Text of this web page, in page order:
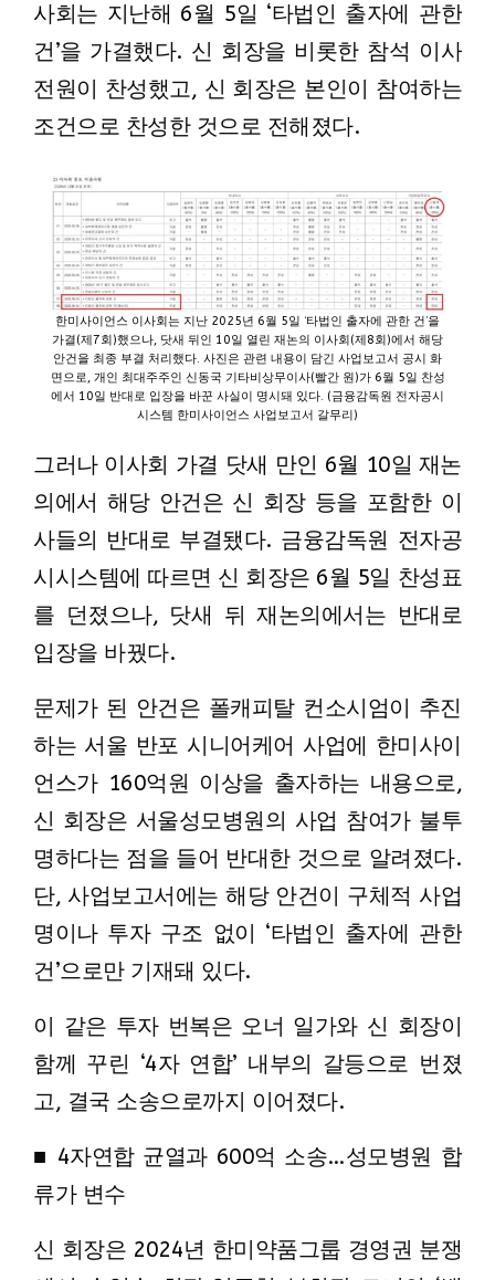
사회는 지난해 6월 5일 ‘타법인 출자에 관한
건’을 가결했다. 신 회장을 비롯한 참석 이사
전원이 찬성했고, 신 회장은 본인이 참여하는
조건으로 찬성한 것으로 전해졌다.
한미사이언스 이사회는 지난 2025년 6월 5일 ‘타법인 출자에 관한 건’을
가결(제7회)했으나, 닷새 뒤인 10일 열린 재논의 이사회(제8회)에서 해당
안건을 최종 부결 처리했다. 사진은 관련 내용이 담긴 사업보고서 공시 화
면으로, 개인 최대주주인 신동국 기타비상무이사(빨간 원)가 6월 5일 찬성
에서 10일 반대로 입장을 바꾼 사실이 명시돼 있다. (금융감독원 전자공시
시스템 한미사이언스 사업보고서 갈무리)
그러나 이사회 가결 닷새 만인 6월 10일 재논
의에서 해당 안건은 신 회장 등을 포함한 이
사들의 반대로 부결됐다. 금융감독원 전자공
시시스템에 따르면 신 회장은 6월 5일 찬성표
를 던졌으나, 닷새 뒤 재논의에서는 반대로
입장을 바꿨다.
문제가 된 안건은 폴캐피탈 컨소시엄이 추진
하는 서울 반포 시니어케어 사업에 한미사이
언스가 160억원 이상을 출자하는 내용으로,
신 회장은 서울성모병원의 사업 참여가 불투
명하다는 점을 들어 반대한 것으로 알려졌다.
단, 사업보고서에는 해당 안건이 구체적 사업
명이나 투자 구조 없이 ‘타법인 출자에 관한
건’으로만 기재돼 있다.
이 같은 투자 번복은 오너 일가와 신 회장이
함께 꾸린 ‘4자 연합’ 내부의 갈등으로 번졌
고, 결국 소송으로까지 이어졌다.
■ 4자연합 균열과 600억 소송…성모병원 합
류가 변수
신 회장은 2024년 한미약품그룹 경영권 분쟁